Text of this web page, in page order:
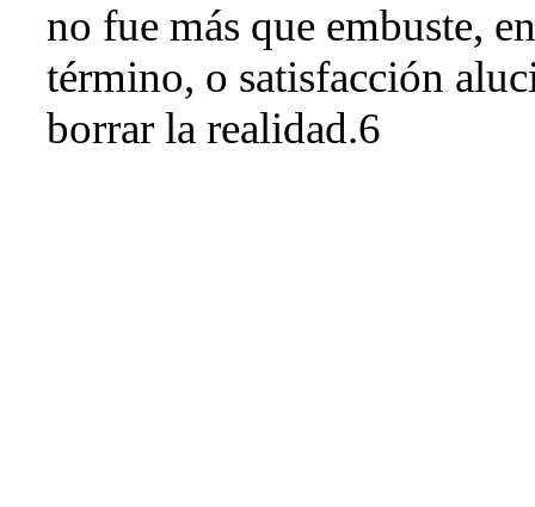
no fue más que embuste,
término, o satisfacción
borrar la realidad.6